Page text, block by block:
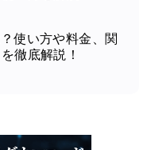
使い方や料金、関
徹底解説！